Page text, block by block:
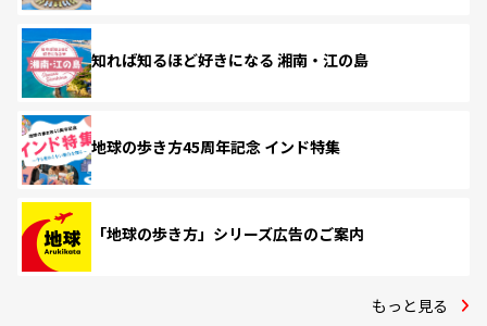
知れば知るほど好きになる 湘南・江の島
地球の歩き方45周年記念 インド特集
「地球の歩き方」シリーズ広告のご案内
もっと見る